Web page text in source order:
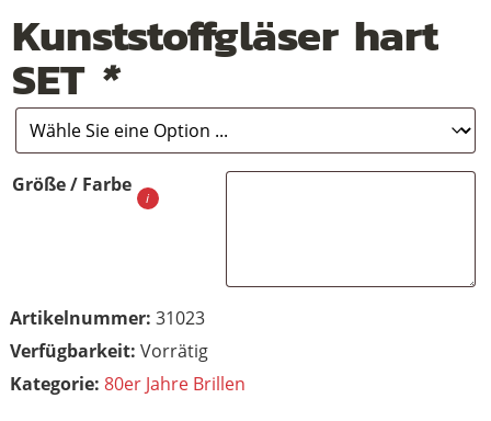
Kunststoffgläser hart
SET *
Größe / Farbe
Artikelnummer: 31023
Vorrätig
Kategorie: 80er Jahre Brillen